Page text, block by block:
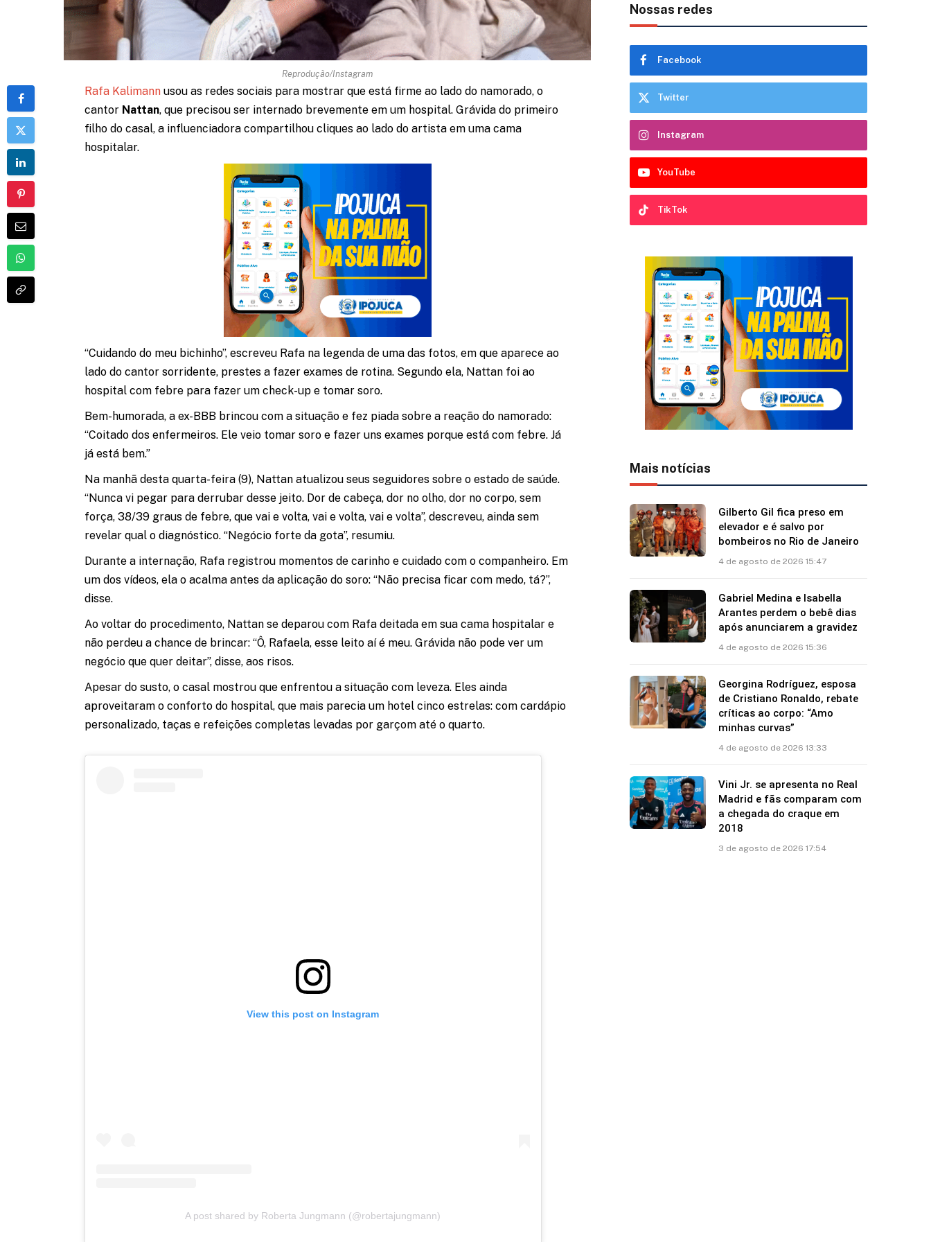
Reprodução/Instagram
Rafa Kalimannusou as redes sociais para mostrar que está firme ao lado do namorado, o
cantor Nattan, que precisou ser internado brevemente em um hospital. Grávida do primeiro
filho do casal, a influenciadora compartilhou cliques ao lado do artista em uma cama
hospitalar.
“Cuidando do meu bichinho”, escreveu Rafa na legenda de uma das fotos, em que aparece ao
lado do cantor sorridente, prestes a fazer exames de rotina. Segundo ela, Nattan foi ao
hospital com febre para fazer um check-up e tomar soro.
Bem-humorada, a ex-BBB brincou com a situação e fez piada sobre a reação do namorado:
“Coitado dos enfermeiros. Ele veio tomar soro e fazer uns exames porque está com febre. Já
já está bem.”
Na manhã desta quarta-feira (9), Nattan atualizou seus seguidores sobre o estado de saúde.
“Nunca vi pegar para derrubar desse jeito. Dor de cabeça, dor no olho, dor no corpo, sem
força, 38/39 graus de febre, que vai e volta, vai e volta, vai e volta”, descreveu, ainda sem
revelar qual o diagnóstico. “Negócio forte da gota”, resumiu.
Durante a internação, Rafa registrou momentos de carinho e cuidado com o companheiro. Em
um dos vídeos, ela o acalma antes da aplicação do soro: “Não precisa ficar com medo, tá?”,
disse.
Ao voltar do procedimento, Nattan se deparou com Rafa deitada em sua cama hospitalar e
não perdeu a chance de brincar: “Ô, Rafaela, esse leito aí é meu. Grávida não pode ver um
negócio que quer deitar”, disse, aos risos.
Apesar do susto, o casal mostrou que enfrentou a situação com leveza. Eles ainda
aproveitaram o conforto do hospital, que mais parecia um hotel cinco estrelas: com cardápio
personalizado, taças e refeições completas levadas por garçom até o quarto.
View this post on Instagram
A post shared by Roberta Jungmann (@robertajungmann)
Nossas redes
Facebook
Twitter
Instagram
YouTube
TikTok
Mais notícias
Gilberto Gil fica preso em
elevador e é salvo por
bombeiros no Rio de Janeiro
4 de agosto de 2026 15:47
Gabriel Medina e Isabella
Arantes perdem o bebê dias
após anunciarem a gravidez
4 de agosto de 2026 15:36
Georgina Rodríguez, esposa
de Cristiano Ronaldo, rebate
críticas ao corpo: “Amo
minhas curvas”
4 de agosto de 2026 13:33
Vini Jr. se apresenta no Real
Madrid e fãs comparam com
a chegada do craque em
2018
3 de agosto de 2026 17:54